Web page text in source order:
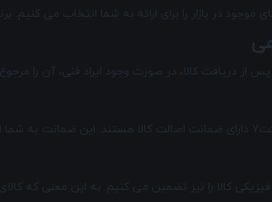
موجود در بازار را برای ارائه به شما انتخاب می
دارای ضمانت اصالت کالا هستند. این ضمانت به
کالا را نیز تضمین می‌ کنیم. به این معنی که